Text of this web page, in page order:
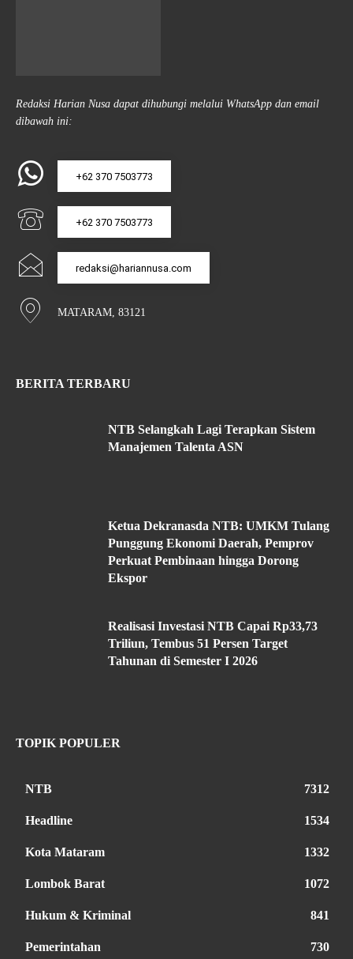
Redaksi Harian Nusa dapat dihubungi melalui WhatsApp dan email
dibawah ini:
+62 370 7503773
+62 370 7503773
redaksi@hariannusa.com
MATARAM, 83121
BERITA TERBARU
NTB Selangkah Lagi Terapkan Sistem
Manajemen Talenta ASN
Ketua Dekranasda NTB: UMKM Tulang
Punggung Ekonomi Daerah, Pemprov
Perkuat Pembinaan hingga Dorong
Ekspor
Realisasi Investasi NTB Capai Rp33,73
Triliun, Tembus 51 Persen Target
Tahunan di Semester I 2026
TOPIK POPULER
NTB 7312
Headline 1534
Kota Mataram 1332
Lombok Barat 1072
Hukum & Kriminal 841
Pemerintahan 730